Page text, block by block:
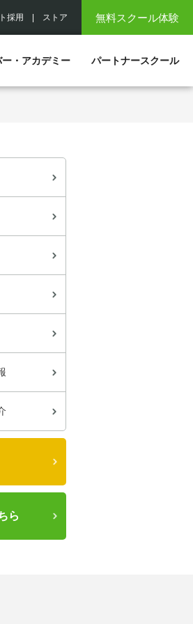
無料スクール体験
採用 ストア
ー・アカデミー パートナースクール
ら